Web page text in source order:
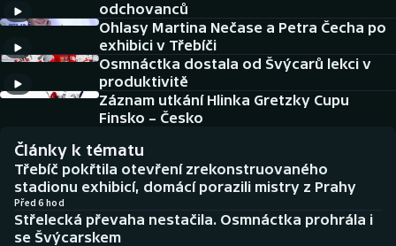
DALŠÍ SPORTY
Americký fotbal
Baseball a softbal
Basketbal
Biatlon
Boby a skeleton
NEPŘEHLÉDNĚTE
Soutěže
Historické návraty
Aplikace ČT sport
AZ kvíz
odchovanců
Ohlasy Martina Nečase a Petra Čecha po
exhibici v Třebíči
Osmnáctka dostala od Švýcarů lekci v
produktivitě
Záznam utkání Hlinka Gretzky Cupu
Finsko – Česko
Články k tématu
Třebíč pokřtila otevření zrekonstruovaného
stadionu exhibicí, domácí porazili mistry z Prahy
Před 6 hod
Střelecká převaha nestačila. Osmnáctka prohrála i
se Švýcarskem